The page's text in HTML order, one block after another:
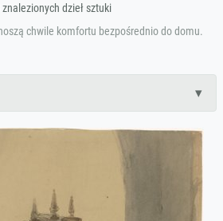
znalezionych dzieł sztuki
chwile komfortu bezpośrednio do domu.